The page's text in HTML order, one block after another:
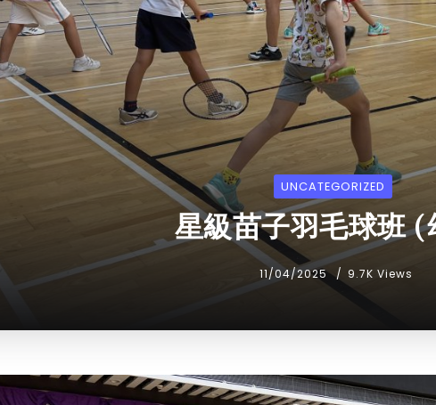
UNCATEGORIZED
星級苗子羽毛球班 (
11/04/2025 9.7K Views